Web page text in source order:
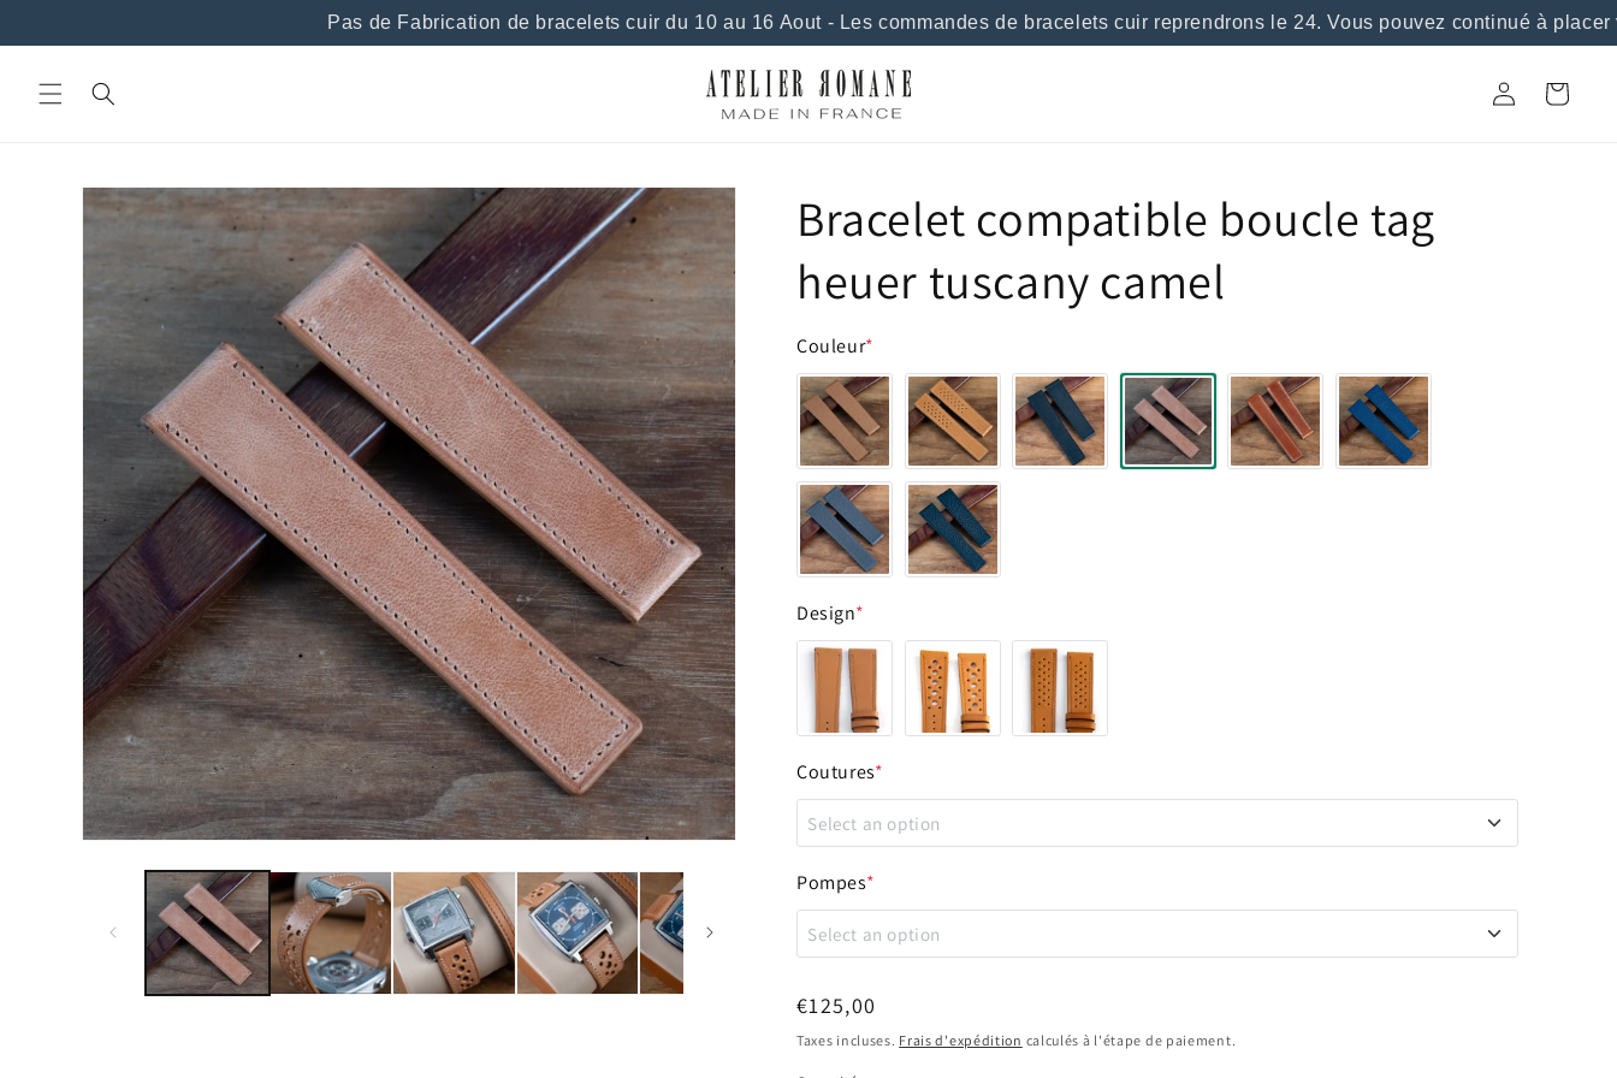
Pas de Fabrication de bracelets cuir du 10 au 16 Aout - Les commandes de bracelets cuir reprendrons le 24. Vous pouvez continué à placer
au
Connexion Panier
Passer aux
informations
Bracelet compatible boucle tag
heuer tuscany camel
Couleur*
Design*
Coutures*
Select an option
Ton sur ton
Crème
Rouge
Pompes*
Select an option
Oui
Prix
habituel
€125,00
Taxes incluses. Frais d'expédition calculés à l'étape de paiement.